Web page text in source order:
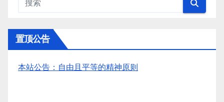
置顶公告
本站公告：自由且平等的精神原则